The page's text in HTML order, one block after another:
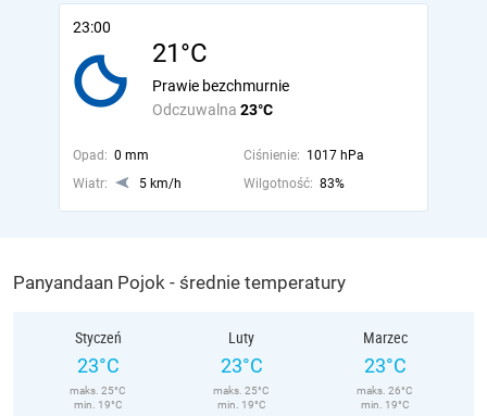
23:00
21°C
Odczuwalna 23°C
Prawie bezchmurnie
Opad: 0 mm Ciśnienie: 1017 hPa
Wiatr:
5 km/h Wilgotność: 83%
Panyandaan Pojok - średnie temperatury
Styczeń
23°C
maks. 25°C
min. 19°C
Luty
23°C
maks. 25°C
min. 19°C
Marzec
23°C
maks. 26°C
min. 19°C